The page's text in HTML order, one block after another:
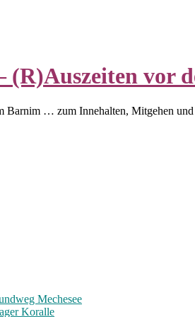
(R)Auszeiten vor
Barnim … zum Innehalten, Mitgehen
Mechesee
Koralle